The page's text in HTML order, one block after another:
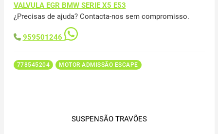
VALVULA EGR BMW SERIE X5 E53
¿Precisas de ajuda? Contacta-nos sem compromisso.
959501246
778545204 MOTOR ADMISSÃO ESCAPE
SUSPENSÃO TRAVÕES